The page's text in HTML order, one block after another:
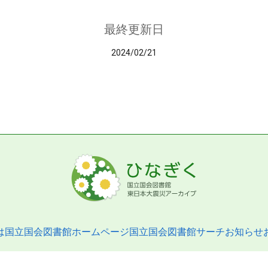
最終更新日
2024/02/21
国立国会図書館ホームページ国立国会図書館サーチお知らせ